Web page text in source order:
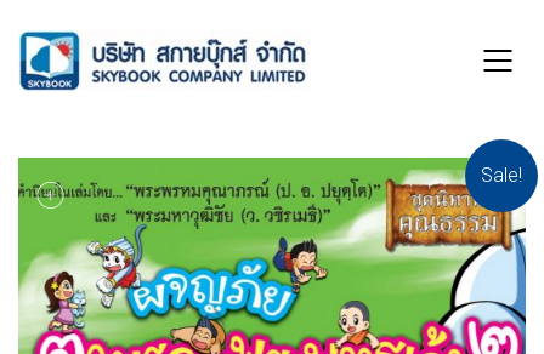
Sale!